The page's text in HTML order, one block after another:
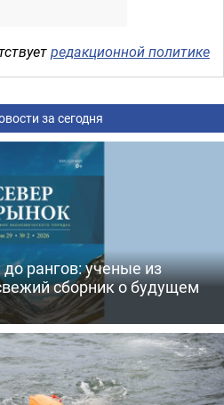
редакционной политике
за сегодня
рангов: ученые из
сборник о будущем